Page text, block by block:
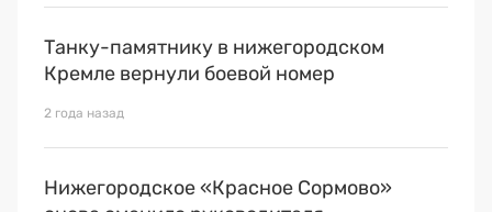
Танку-памятнику в нижегородском
Кремле вернули боевой номер
2 года назад
Нижегородское «Красное Сормово»